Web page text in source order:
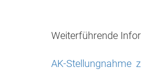
Weiterführende
AK-Stellungnahme